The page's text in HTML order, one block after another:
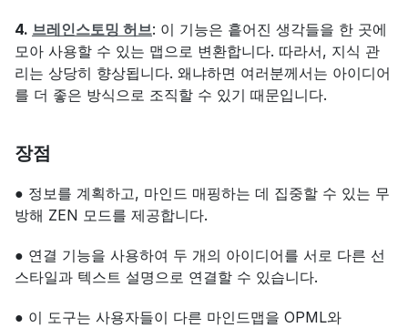
4. 브레인스토밍 허브: 이 기능은 흩어진 생각들을 한 곳에
모아 사용할 수 있는 맵으로 변환합니다. 따라서, 지식 관
리는 상당히 향상됩니다. 왜냐하면 여러분께서는 아이디어
를 더 좋은 방식으로 조직할 수 있기 때문입니다.
장점
● 정보를 계획하고, 마인드 매핑하는 데 집중할 수 있는 무
방해 ZEN 모드를 제공합니다.
● 연결 기능을 사용하여 두 개의 아이디어를 서로 다른 선
스타일과 텍스트 설명으로 연결할 수 있습니다.
● 이 도구는 사용자들이 다른 마인드맵을 OPML와